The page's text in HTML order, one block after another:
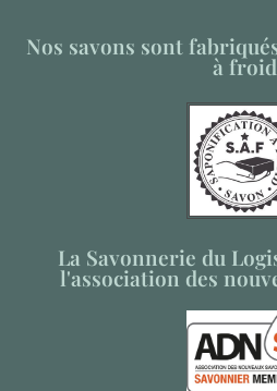
Nos savons sont
à froid
La Savonnerie du
l'association des